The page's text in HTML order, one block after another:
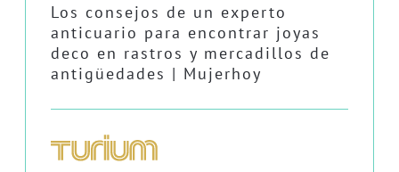
Los consejos de un experto
anticuario para encontrar joyas
deco en rastros y mercadillos de
antigüedades | Mujerhoy